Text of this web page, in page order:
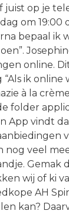
op je
om 19:00
bepaal ik
online.
ik online
à la
folder
App vindt
nog veel
Gemak
wij of ki
AH
kan?